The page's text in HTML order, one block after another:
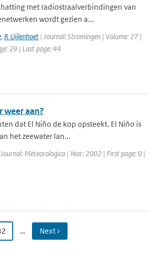
met radiostraalverbindingen van
wordt gezien a...
, R Uijlenhoet | Journal: Stromingen | Volume: 27 |
29 | Last page: 44
weer aan?
dat El Niño de kop opsteekt. El Niño is
het zeewater lan...
Meteorologica | Year: 2002 | First page: 0 |
… Next ›